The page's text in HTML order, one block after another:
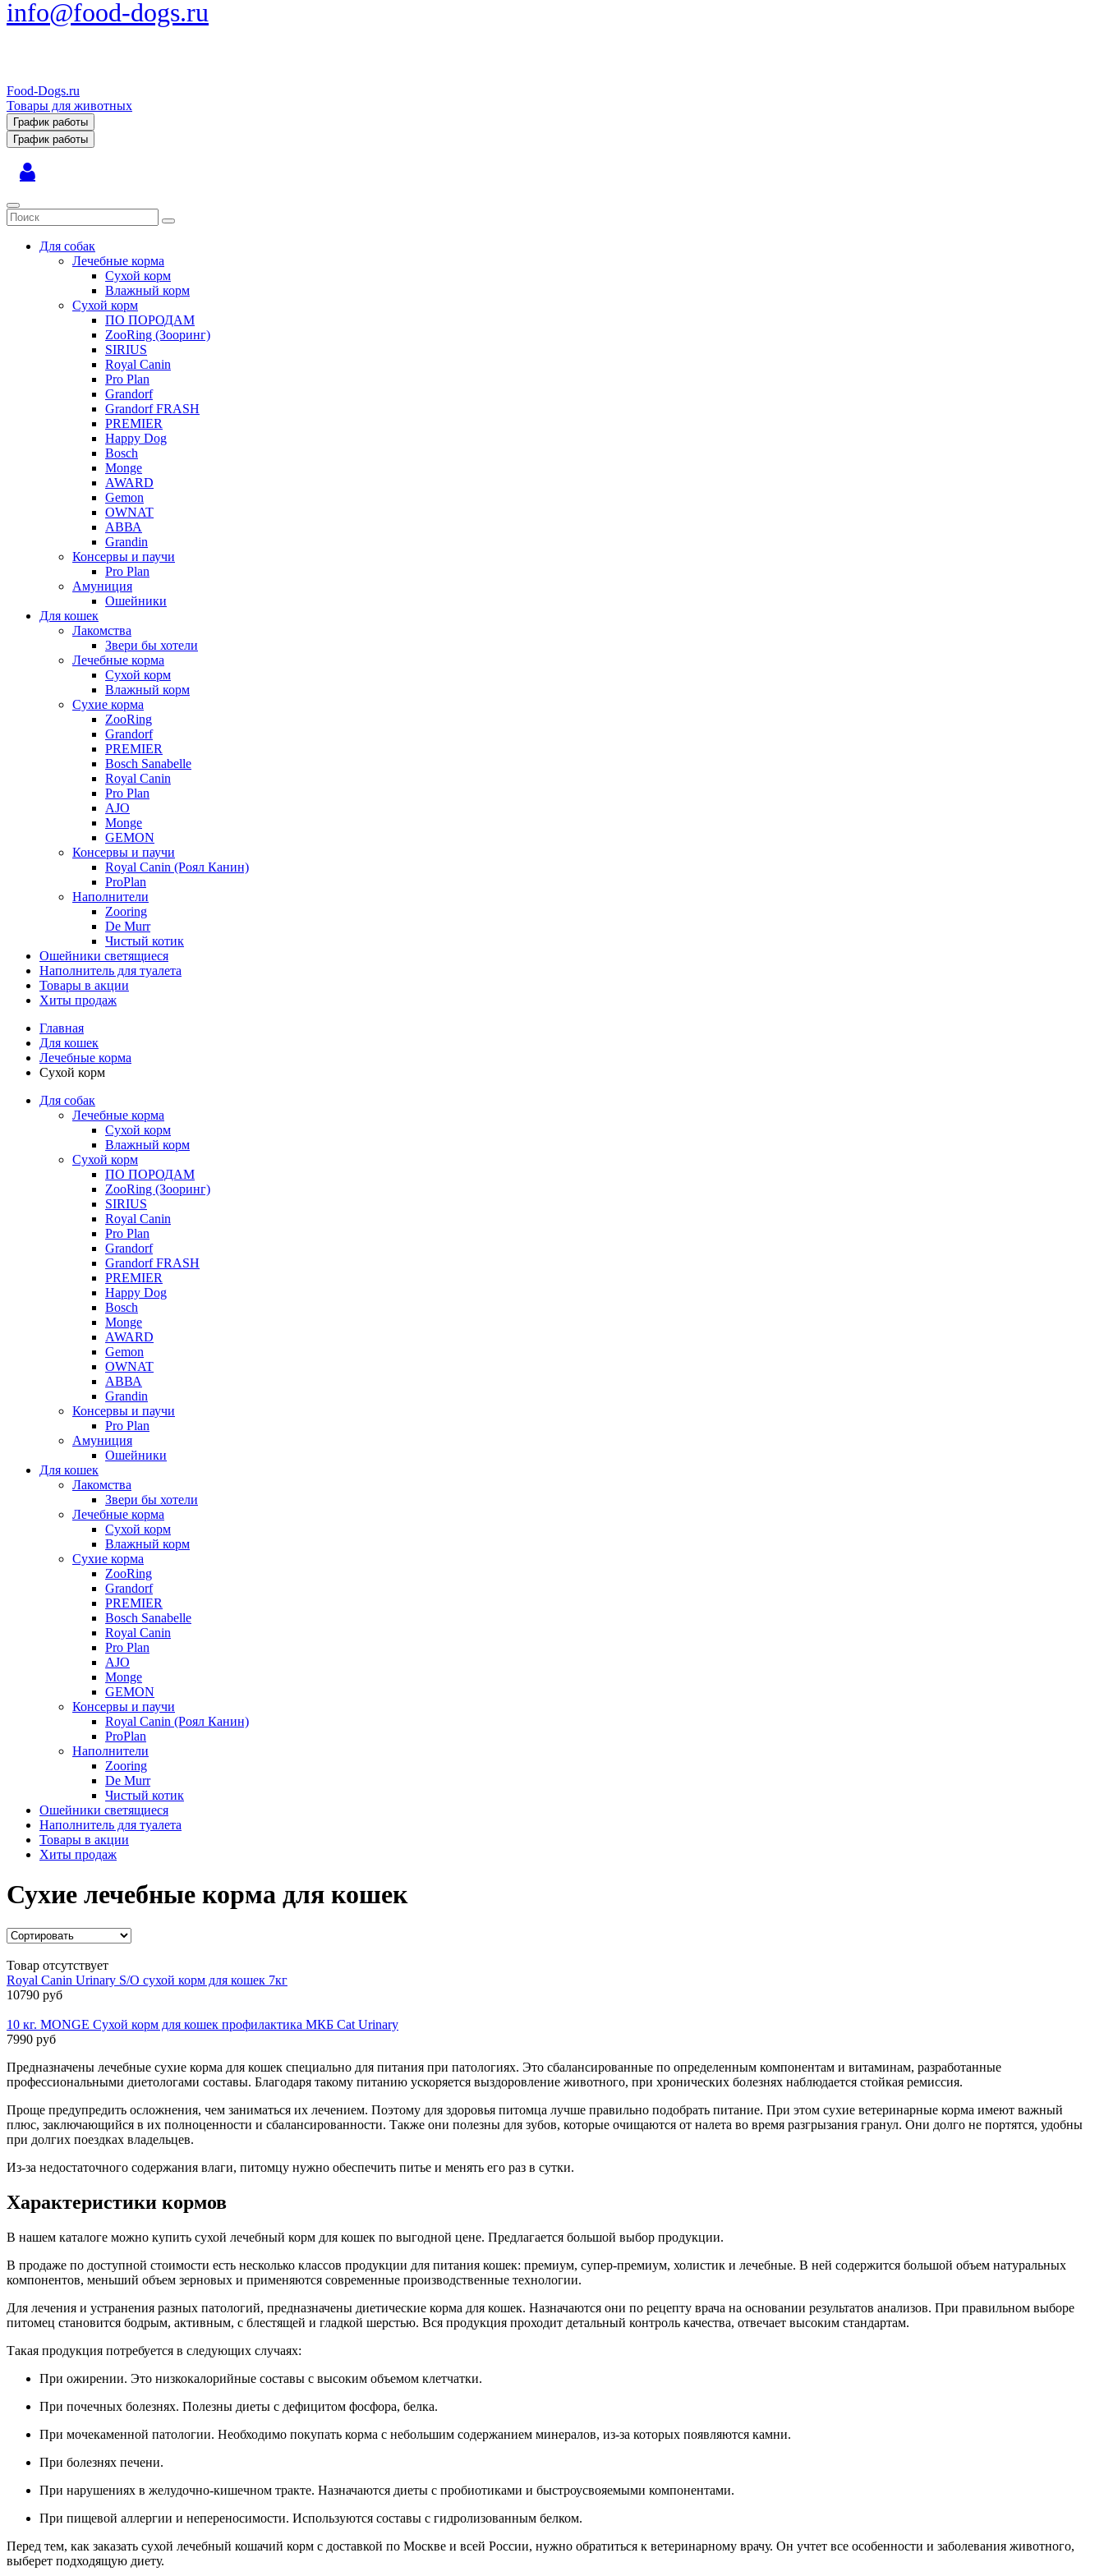
info@food-dogs.ru
Food-Dogs.ru
Товары для животных
График работы
График работы
Для собак
Лечебные корма
Сухой корм
Влажный корм
Сухой корм
ПО ПОРОДАМ
ZooRing (Зооринг)
SIRIUS
Royal Canin
Pro Plan
Grandorf
Grandorf FRASH
PREMIER
Happy Dog
Bosch
Monge
AWARD
Gemon
OWNAT
АВВА
Grandin
Консервы и паучи
Pro Plan
Амуниция
Ошейники
Для кошек
Лакомства
Звери бы хотели
Лечебные корма
Сухой корм
Влажный корм
Сухие корма
ZooRing
Grandorf
PREMIER
Bosch Sanabelle
Royal Canin
Pro Plan
AJO
Monge
GEMON
Консервы и паучи
Royal Canin (Роял Канин)
ProPlan
Наполнители
Zooring
De Murr
Чистый котик
Ошейники светящиеся
Наполнитель для туалета
Товары в акции
Хиты продаж
Главная
Для кошек
Лечебные корма
Сухой корм
Для собак
Лечебные корма
Сухой корм
Влажный корм
Сухой корм
ПО ПОРОДАМ
ZooRing (Зооринг)
SIRIUS
Royal Canin
Pro Plan
Grandorf
Grandorf FRASH
PREMIER
Happy Dog
Bosch
Monge
AWARD
Gemon
OWNAT
АВВА
Grandin
Консервы и паучи
Pro Plan
Амуниция
Ошейники
Для кошек
Лакомства
Звери бы хотели
Лечебные корма
Сухой корм
Влажный корм
Сухие корма
ZooRing
Grandorf
PREMIER
Bosch Sanabelle
Royal Canin
Pro Plan
AJO
Monge
GEMON
Консервы и паучи
Royal Canin (Роял Канин)
ProPlan
Наполнители
Zooring
De Murr
Чистый котик
Ошейники светящиеся
Наполнитель для туалета
Товары в акции
Хиты продаж
Сухие лечебные корма для кошек
Товар отсутствует
Royal Canin Urinary S/O сухой корм для кошек 7кг
10790 руб
10 кг. MONGE Сухой корм для кошек профилактика МКБ Cat Urinary
7990 руб
Предназначены лечебные сухие корма для кошек специально для питания при патологиях. Это сбалансированные по определенным компонентам и витаминам, разработанные
профессиональными диетологами составы. Благодаря такому питанию ускоряется выздоровление животного, при хронических болезнях наблюдается стойкая ремиссия.
Проще предупредить осложнения, чем заниматься их лечением. Поэтому для здоровья питомца лучше правильно подобрать питание. При этом сухие ветеринарные корма имеют важный
плюс, заключающийся в их полноценности и сбалансированности. Также они полезны для зубов, которые очищаются от налета во время разгрызания гранул. Они долго не портятся, удобны
при долгих поездках владельцев.
Из-за недостаточного содержания влаги, питомцу нужно обеспечить питье и менять его раз в сутки.
Характеристики кормов
В нашем каталоге можно купить сухой лечебный корм для кошек по выгодной цене. Предлагается большой выбор продукции.
В продаже по доступной стоимости есть несколько классов продукции для питания кошек: премиум, супер-премиум, холистик и лечебные. В ней содержится большой объем натуральных
компонентов, меньший объем зерновых и применяются современные производственные технологии.
Для лечения и устранения разных патологий, предназначены диетические корма для кошек. Назначаются они по рецепту врача на основании результатов анализов. При правильном выборе
питомец становится бодрым, активным, с блестящей и гладкой шерстью. Вся продукция проходит детальный контроль качества, отвечает высоким стандартам.
Такая продукция потребуется в следующих случаях:
При ожирении. Это низкокалорийные составы с высоким объемом клетчатки.
При почечных болезнях. Полезны диеты с дефицитом фосфора, белка.
При мочекаменной патологии. Необходимо покупать корма с небольшим содержанием минералов, из-за которых появляются камни.
При болезнях печени.
При нарушениях в желудочно-кишечном тракте. Назначаются диеты с пробиотиками и быстроусвояемыми компонентами.
При пищевой аллергии и непереносимости. Используются составы с гидролизованным белком.
Перед тем, как заказать сухой лечебный кошачий корм с доставкой по Москве и всей России, нужно обратиться к ветеринарному врачу. Он учтет все особенности и заболевания животного,
выберет подходящую диету.